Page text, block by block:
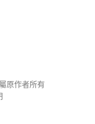
原作者所有